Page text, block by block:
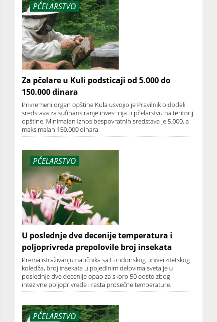
PČELARSTVO
Za pčelare u Kuli podsticaji od 5.000 do
150.000 dinara
Privremeni organ opštine Kula usvojio je Pravilnik o dodeli
sredstava za sufinansiranje investicija u pčelarstvu na teritoriji
opštine. Minimalan iznos bespovratnih sredstava je 5.000, a
maksimalan 150.000 dinara.
PČELARSTVO
U poslednje dve decenije temperatura i
poljoprivreda prepolovile broj insekata
Prema istraživanju naučnika sa Londonskog univerzitetskog
koledža, broj insekata u pojedinim delovima sveta je u
poslednje dve decenije opao za skoro 50 odsto zbog
intezivne poljoprivrede i rasta prosečne temperature.
PČELARSTVO